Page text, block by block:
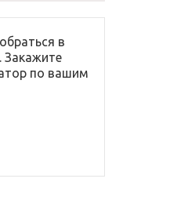
в
Закажите
по вашим